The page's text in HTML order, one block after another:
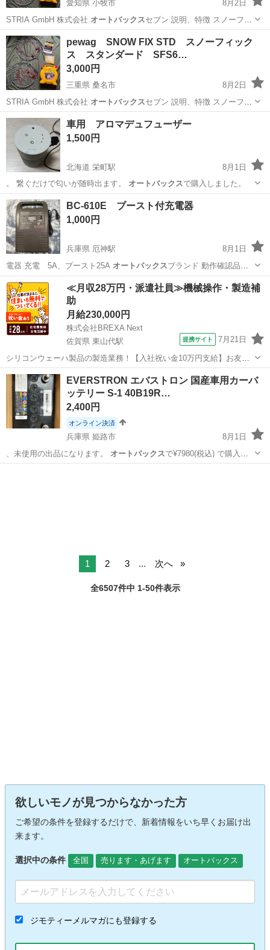
愛知県 小牧市
8月2日
STRIA GmbH 株式会社 オートバックスセブン 説明、特徴 スノーフ
ィ…
愛知 小牧市
pewag SNOW FIX STD スノーフィック
ス スタンダード SFS6…
3,000円
三重県 桑名市
8月2日
STRIA GmbH 株式会社 オートバックスセブン 説明、特徴 スノーフ
ィ…
三重 桑名市 その他
車用 アロマデュフューザー
1,500円
北海道 栄町駅
8月1日
。 繋ぐだけで匂いが随時出ます。 オートバックスで購入しました。
北海道 札幌市 栄町駅 生活家電 デュフューザー
BC-610E ブースト付充電器
1,000円
兵庫県 厄神駅
8月1日
電器 充電 5A、ブースト25A オートバックスブランド 動作確認品で
すがジャンク…
兵庫 加古郡 厄神駅 メンテナンス用品
≪月収28万円・派遣社員≫機械操作・製造補
助
月給230,000円
株式会社BREXA Next
佐賀県 東山代駅
提携サイト 7月21日
シリコンウェーハ製品の製造業務！【入社祝い金10万円支給】お友達
やカップルとの応募OK◎年間休日129日＆休出なしでプライベート充
実♪業務はクリーンルームで快適作業◎自社正社員登用制度あり★1食
300円～の格安食堂あり！《佐...
佐賀 伊万里市
EVERSTRON エバストロン 国産車用カーバ
ッテリー S-1 40B19R…
2,400円
オンライン決済
兵庫県 姫路市
8月1日
、未使用の出品になります。 オートバックスで¥7980(税込) で購入し
まし…
1 2 3 ... 次へ
全6507件中 1-50件表示
欲しいモノが見つからなかった方
ご希望の条件を登録するだけで、新着情報をいち早くお届け出
来ます。
選択中の条件 全国 売ります・あげます オートバックス
ジモティーメルマガにも登録する